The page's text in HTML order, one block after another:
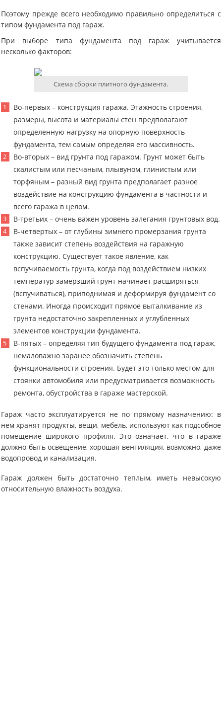
Поэтому прежде всего необходимо правильно определиться с
типом фундамента под гараж.
При выборе типа фундамента под гараж учитывается
несколько факторов:
Схема сборки плитного фундамента.
Во-первых – конструкция гаража. Этажность строения,
размеры, высота и материалы стен предполагают
определенную нагрузку на опорную поверхность
фундамента, тем самым определяя его массивность.
Во-вторых – вид грунта под гаражом. Грунт может быть
скалистым или песчаным, плывуном, глинистым или
торфяным – разный вид грунта предполагает разное
воздействие на конструкцию фундамента в частности и
всего гаража в целом.
В-третьих – очень важен уровень залегания грунтовых вод.
В-четвертых – от глубины зимнего промерзания грунта
также зависит степень воздействия на гаражную
конструкцию. Существует такое явление, как
вспучиваемость грунта, когда под воздействием низких
температур замерзший грунт начинает расширяться
(вспучиваться), приподнимая и деформируя фундамент со
стенами. Иногда происходит прямое выталкивание из
грунта недостаточно закрепленных и углубленных
элементов конструкции фундамента.
В-пятых – определяя тип будущего фундамента под гараж,
немаловажно заранее обозначить степень
функциональности строения. Будет это только местом для
стоянки автомобиля или предусматривается возможность
ремонта, обустройства в гараже мастерской.
Гараж часто эксплуатируется не по прямому назначению: в
нем хранят продукты, вещи, мебель, используют как подсобное
помещение широкого профиля. Это означает, что в гараже
должно быть освещение, хорошая вентиляция, возможно, даже
водопровод и канализация.
Гараж должен быть достаточно теплым, иметь невысокую
относительную влажность воздуха.